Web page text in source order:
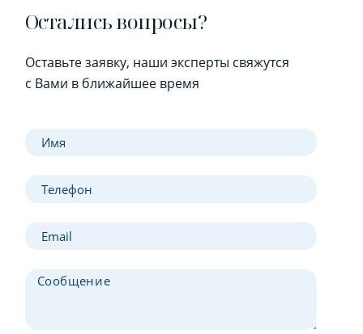
Остались вопросы?
Оставьте заявку, наши эксперты свяжутся
с Вами в ближайшее время